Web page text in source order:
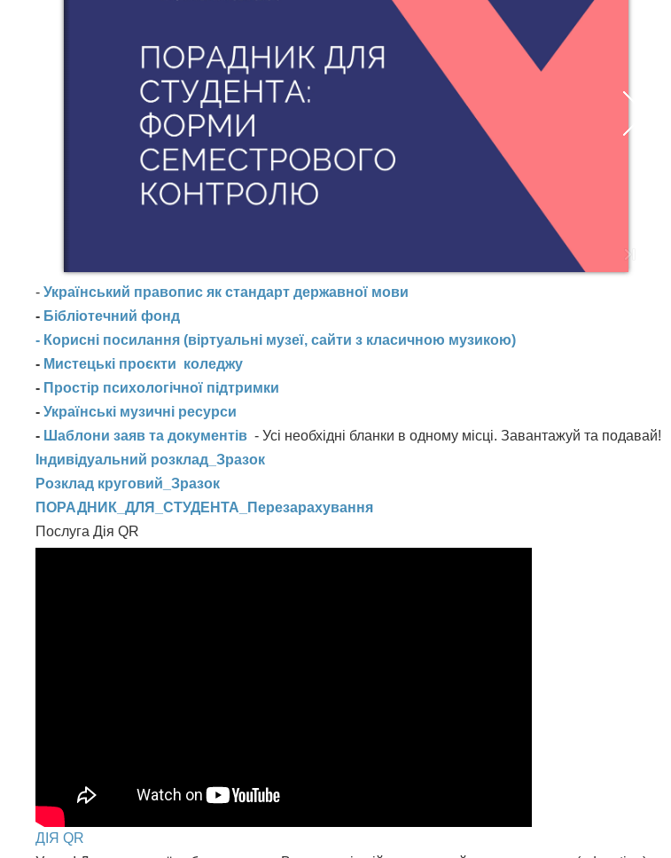
- Український правопис як стандарт державної мови
- Бібліотечний фонд
- Корисні посилання (віртуальні музеї, сайти з класичною музикою)
- Мистецькі проєкти коледжу
- Простір психологічної підтримки
- Українські музичні ресурси
- Шаблони заяв та документів - Усі необхідні бланки в одному місці. Завантажуй та подавай!
Індивідуальний розклад_Зразок
Розклад круговий_Зразок
ПОРАДНИК_ДЛЯ_СТУДЕНТА_Перезарахування
Послуга Дія QR
ДІЯ QR